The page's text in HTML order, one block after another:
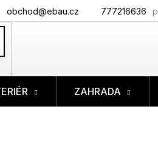
777216636
obchod@ebau.cz
ZAHRADA